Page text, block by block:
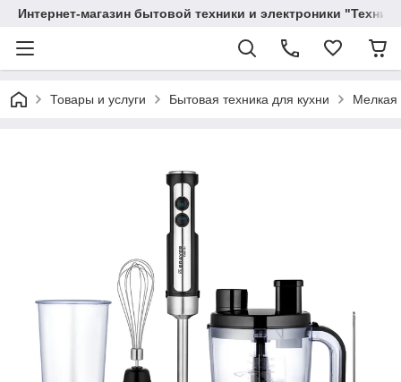
Интернет-магазин бытовой техники и электроники
Товары и услуги Бытовая техника для кухни Мелкая